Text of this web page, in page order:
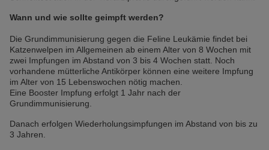
Wann und wie sollte geimpft werden?
Die Grundimmunisierung gegen die Feline Leukämie findet bei
Katzenwelpen im Allgemeinen ab einem Alter von 8 Wochen mit
zwei Impfungen im Abstand von 3 bis 4 Wochen statt. Noch
vorhandene mütterliche Antikörper können eine weitere Impfung
im Alter von 15 Lebenswochen nötig machen.
Eine Booster Impfung erfolgt 1 Jahr nach der
Grundimmunisierung.
Danach erfolgen Wiederholungsimpfungen im Abstand von bis zu
3 Jahren.